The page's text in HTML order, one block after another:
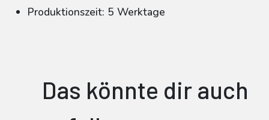
Produktionszeit: 5 Werktage
Das könnte dir auch